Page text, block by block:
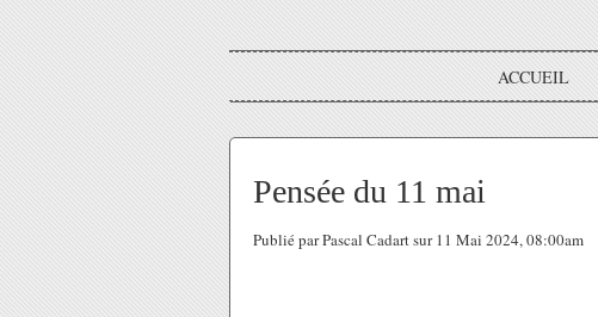
ACCUEIL
Pensée du 11 mai
Publié par Pascal Cadart sur 11 Mai 2024, 08:00am